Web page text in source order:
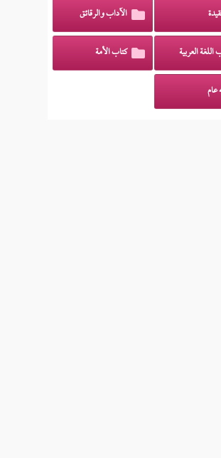
الآداب والرقائق
العربية كتاب الأمة
عام